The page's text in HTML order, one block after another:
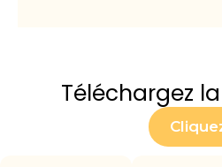
Téléchargez